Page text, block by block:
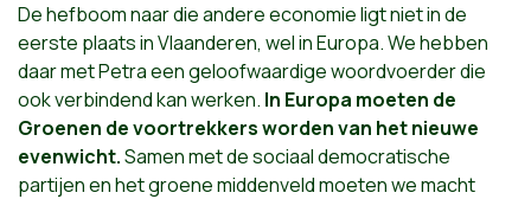
De hefboom naar die andere economie ligt niet in de
eerste plaats in Vlaanderen, wel in Europa. We hebben
daar met Petra een geloofwaardige woordvoerder die
ook verbindend kan werken. In Europa moeten de
Groenen de voortrekkers worden van het nieuwe
evenwicht.Samen met de sociaal democratische
partijen en het groene middenveld moeten we macht